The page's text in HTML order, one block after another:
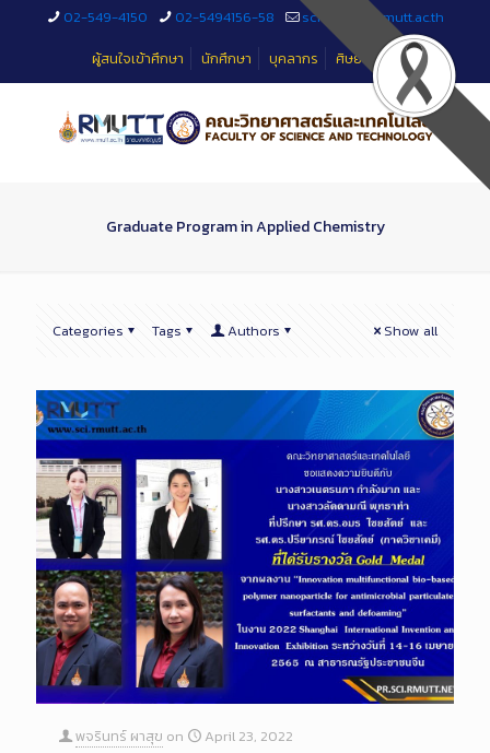
02-549-4150 02-5494156-58
sciteched@rmutt.ac.th
ผู้สนใจเข้าศึกษา
นักศึกษา บุคลากร ศิษย์เก่า
Graduate Program in Applied Chemistry
Categories Tags Authors Show all
พจรินทร์ ผาสุข on
April 23, 2022